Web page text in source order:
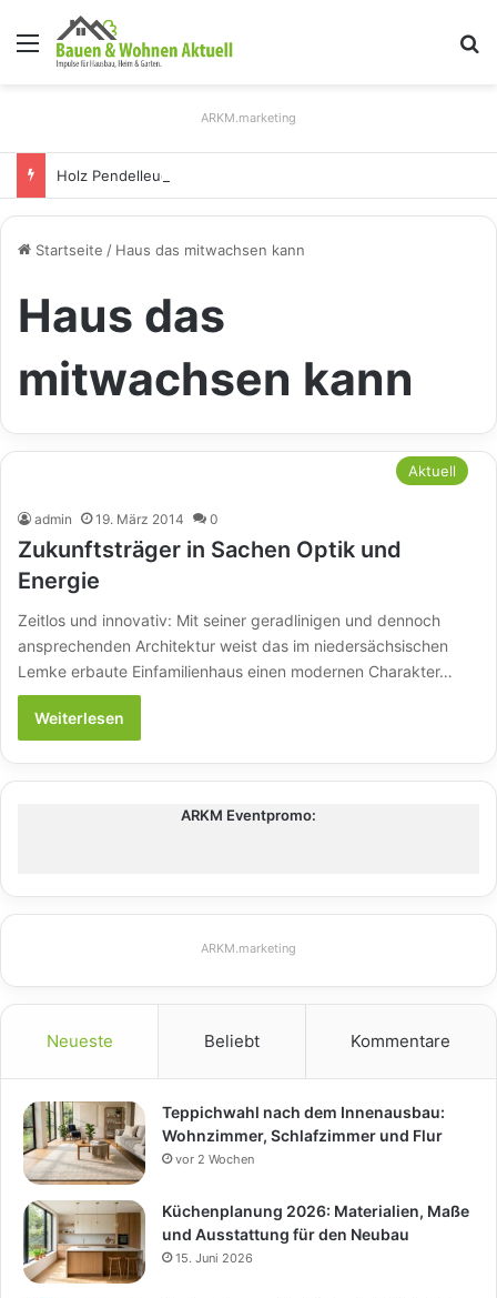
Menü
ARKM.marketing
Startseite / Haus das mitwachsen kann
Haus das
mitwachsen kann
Aktuell
admin 19. März 2014 0
Zukunftsträger in Sachen Optik und
Energie
Zeitlos und innovativ: Mit seiner geradlinigen und dennoch
ansprechenden Architektur weist das im niedersächsischen
Lemke erbaute Einfamilienhaus einen modernen Charakter…
Weiterlesen
ARKM Eventpromo:
ARKM.marketing
Neueste Beliebt Kommentare
Teppichwahl nach dem Innenausbau:
Wohnzimmer, Schlafzimmer und Flur
vor 2 Wochen
Küchenplanung 2026: Materialien, Maße
und Ausstattung für den Neubau
15. Juni 2026